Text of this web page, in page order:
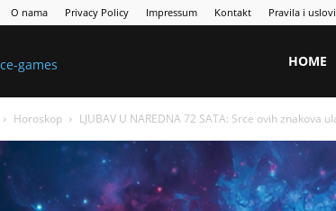
O nama Privacy Policy Impressum Kontakt Pravila i
HOME
Horoskop LJUBAV U NAREDNA 72 SATA: Srce ovih znakova